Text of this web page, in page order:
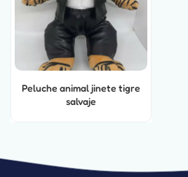
Peluche animal jinete tigre
salvaje